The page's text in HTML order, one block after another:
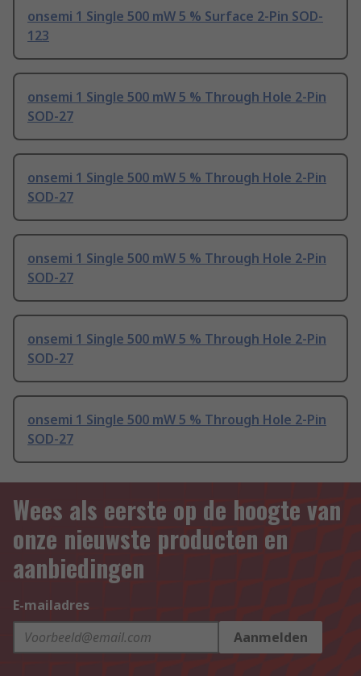
onsemi 1 Single 500 mW 5 % Surface 2-Pin SOD-
123
onsemi 1 Single 500 mW 5 % Through Hole 2-Pin
SOD-27
onsemi 1 Single 500 mW 5 % Through Hole 2-Pin
SOD-27
onsemi 1 Single 500 mW 5 % Through Hole 2-Pin
SOD-27
onsemi 1 Single 500 mW 5 % Through Hole 2-Pin
SOD-27
onsemi 1 Single 500 mW 5 % Through Hole 2-Pin
SOD-27
Wees als eerste op de hoogte van
onze nieuwste producten en
aanbiedingen
E-mailadres
Aanmelden